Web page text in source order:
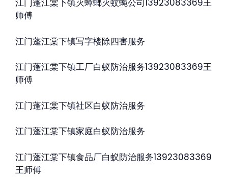
江门蓬江棠下镇灭蟑螂灭蚊蝇公司13923083369王
师傅
江门蓬江棠下镇写字楼除四害服务
江门蓬江棠下镇工厂白蚁防治服务13923083369王
师傅
江门蓬江棠下镇社区白蚁防治服务
江门蓬江棠下镇家庭白蚁防治服务
江门蓬江棠下镇食品厂白蚁防治服务13923083369
王师傅